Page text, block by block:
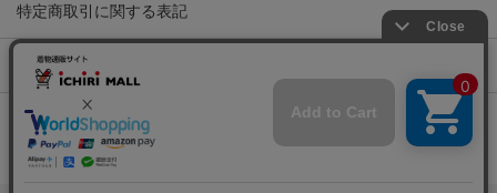
特定商取引に関する表記
プライバシーポリシー